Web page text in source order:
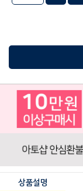
상품설명